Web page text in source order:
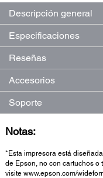
Descripción general
Especificaciones
Reseñas
Accesorios
Soporte
Notas:
*Esta impresora está
de Epson, no con cartuchos o
visite www.epson.com/